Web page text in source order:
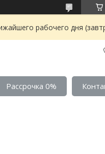
рабочего дня
Рассрочка 0%